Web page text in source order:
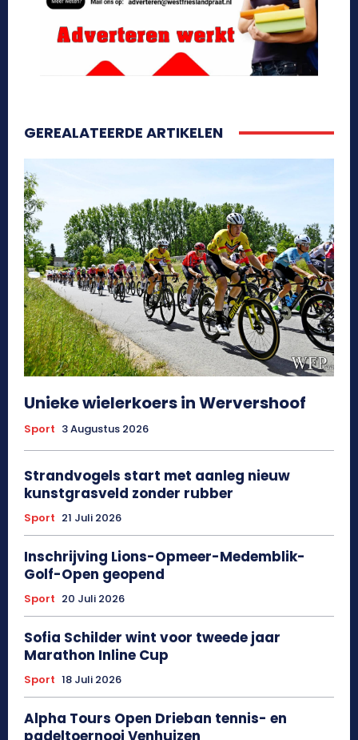
GEREALATEERDE ARTIKELEN
Unieke wielerkoers in Wervershoof
Sport 3 Augustus 2026
Strandvogels start met aanleg nieuw
kunstgrasveld zonder rubber
Sport 21 Juli 2026
Inschrijving Lions-Opmeer-Medemblik-
Golf-Open geopend
Sport 20 Juli 2026
Sofia Schilder wint voor tweede jaar
Marathon Inline Cup
Sport 18 Juli 2026
Alpha Tours Open Drieban tennis- en
padeltoernooi Venhuizen